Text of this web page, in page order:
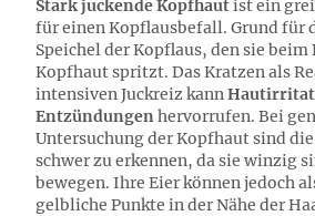
Stark juckende Kopfhautist ein
für einen Kopflausbefall. Grund für
Speichel der Kopflaus, den sie
Kopfhaut spritzt. Das Kratzen als
intensiven Juckreiz kann
Entzündungenhervorrufen. Bei
Untersuchung der Kopfhaut sind
schwer zu erkennen, da sie winzig
bewegen. Ihre Eier können jedoch
gelbliche Punkte in der Nähe der